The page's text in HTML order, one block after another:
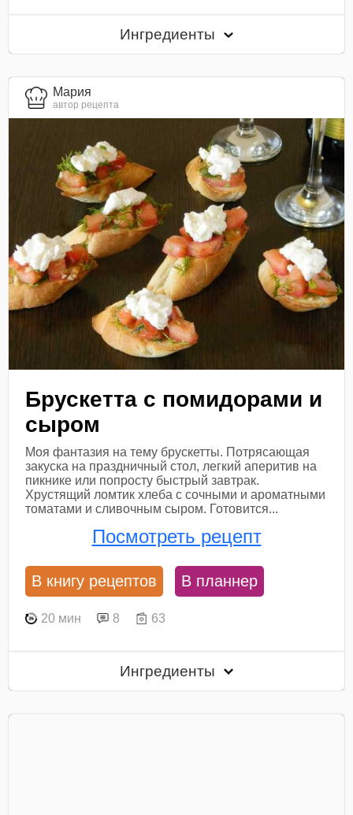
Ингредиенты
Мария
автор рецепта
Брускетта с помидорами и
сыром
Моя фантазия на тему брускетты. Потрясающая
закуска на праздничный стол, легкий аперитив на
пикнике или попросту быстрый завтрак.
Хрустящий ломтик хлеба с сочными и ароматными
томатами и сливочным сыром. Готовится...
Посмотреть рецепт
В книгу рецептов В планнер
20 мин 8 63
Ингредиенты